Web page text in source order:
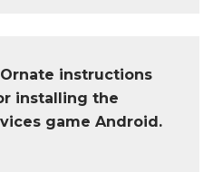
instructions
installing the
game Android.